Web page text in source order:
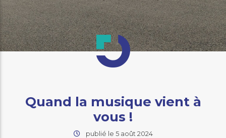
Quand la musique vient à
vous !
publié le 5 août 2024